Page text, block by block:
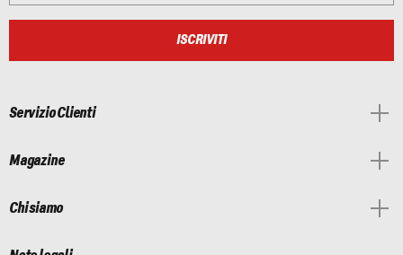
ISCRIVITI
Servizio Clienti
Magazine
Chi siamo